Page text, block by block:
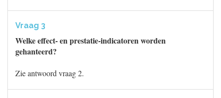
Vraag 3
Welke effect- en prestatie-indicatoren worden
gehanteerd?
Zie antwoord vraag 2.